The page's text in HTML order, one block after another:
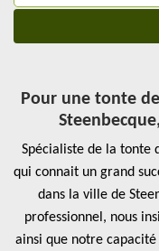
Pour une tonte
Spécialiste de la tonte
qui connait un grand
dans la ville de
professionnel, nous
ainsi que notre